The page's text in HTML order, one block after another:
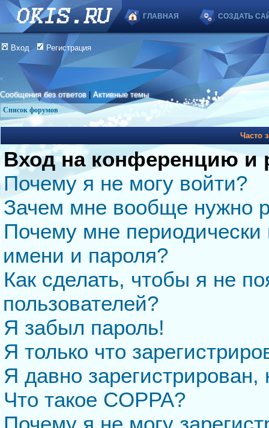
ГЛАВНАЯ СОЗДАТЬ
Вход Регистрация
Сообщения без ответов |Активные темы
Список форумов
Часто
Вход на конференцию и
Почему я не могу войти?
Зачем мне вообще нужно
Почему мне периодически
имени и пароля?
Как сделать, чтобы я не
пользователей?
Я забыл пароль!
Я только что
Я давно
Что такое COPPA?